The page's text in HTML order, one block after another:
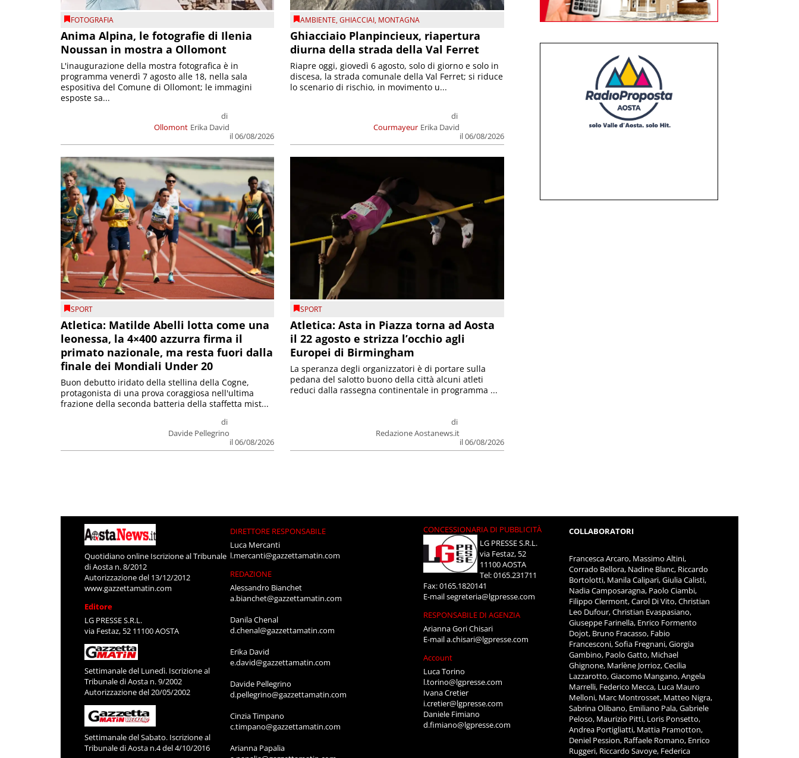
FOTOGRAFIA
Anima Alpina, le fotografie di Ilenia
Noussan in mostra a Ollomont
Ollomont
di
Erika David
il 06/08/2026
L'inaugurazione della mostra fotografica è in
programma venerdì 7 agosto alle 18, nella sala
espositiva del Comune di Ollomont; le immagini
esposte sa...
AMBIENTE,GHIACCIAI, MONTAGNA
Ghiacciaio Planpincieux, riapertura
diurna della strada della Val Ferret
Courmayeur
di
Erika David
il 06/08/2026
Riapre oggi, giovedì 6 agosto, solo di giorno e solo in
discesa, la strada comunale della Val Ferret; si riduce
lo scenario di rischio, in movimento u...
SPORT
Atletica: Matilde Abelli lotta come una
leonessa, la 4×400 azzurra firma il
primato nazionale, ma resta fuori dalla
finale dei Mondiali Under 20
di
Davide Pellegrino
il 06/08/2026
Buon debutto iridato della stellina della Cogne,
protagonista di una prova coraggiosa nell'ultima
frazione della seconda batteria della staffetta mist...
SPORT
Atletica: Asta in Piazza torna ad Aosta
il 22 agosto e strizza l’occhio agli
Europei di Birmingham
di
Redazione Aostanews.it
il 06/08/2026
La speranza degli organizzatori è di portare sulla
pedana del salotto buono della città alcuni atleti
reduci dalla rassegna continentale in programma ...
Quotidiano online Iscrizione al Tribunale
di Aosta n. 8/2012
Autorizzazione del 13/12/2012
www.gazzettamatin.com
Editore
LG PRESSE S.R.L.
via Festaz, 52 11100 AOSTA
Settimanale del Lunedì. Iscrizione al
Tribunale di Aosta n. 9/2002
Autorizzazione del 20/05/2002
Settimanale del Sabato. Iscrizione al
Tribunale di Aosta n.4 del 4/10/2016
DIRETTORE RESPONSABILE
Luca Mercanti
l.mercanti@gazzettamatin.com
REDAZIONE
Alessandro Bianchet
a.bianchet@gazzettamatin.com
Danila Chenal
d.chenal@gazzettamatin.com
Erika David
e.david@gazzettamatin.com
Davide Pellegrino
d.pellegrino@gazzettamatin.com
Cinzia Timpano
c.timpano@gazzettamatin.com
Arianna Papalia
CONCESSIONARIA DI PUBBLICITÀ
LG PRESSE S.R.L.
via Festaz, 52
11100 AOSTA
Tel: 0165.231711
Fax: 0165.1820141
E-mailsegreteria@lgpresse.com
RESPONSABILE DI AGENZIA
Arianna Gori Chisari
E-maila.chisari@lgpresse.com
Account
Luca Torino
l.torino@lgpresse.com
Ivana Cretier
i.cretier@lgpresse.com
Daniele Fimiano
d.fimiano@lgpresse.com
COLLABORATORI
Francesca Arcaro, Massimo Altini,
Corrado Bellora, Nadine Blanc, Riccardo
Bortolotti, Manila Calipari, Giulia Calisti,
Nadia Camposaragna, Paolo Ciambi,
Filippo Clermont, Carol Di Vito, Christian
Leo Dufour, Christian Evaspasiano,
Giuseppe Farinella, Enrico Formento
Dojot, Bruno Fracasso, Fabio
Francesconi, Sofia Fregnani, Giorgia
Gambino, Paolo Gatto, Michael
Ghignone, Marlène Jorrioz, Cecilia
Lazzarotto, Giacomo Mangano, Angela
Marrelli, Federico Mecca, Luca Mauro
Melloni, Marc Montrosset, Matteo Nigra,
Sabrina Olibano, Emiliano Pala, Gabriele
Peloso, Maurizio Pitti, Loris Ponsetto,
Andrea Portigliatti, Mattia Pramotton,
Deniel Pession, Raffaele Romano, Enrico
Ruggeri, Riccardo Savoye, Federica